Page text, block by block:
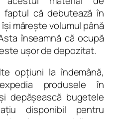
faptul că debutează în
măreşte volumul până
înseamnă că ocupă
uşor de depozitat.
opţiuni la îndemână,
produsele în
depăşească bugetele
disponibil pentru